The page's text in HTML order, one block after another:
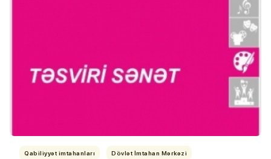
Qabiliyyət imtahanları
Dövlət İmtahan Mərkəzi